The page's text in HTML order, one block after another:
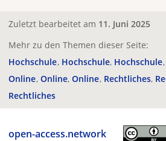
Zuletzt bearbeitet am 11. Juni 2025
Mehr zu den Themen dieser Seite:
Hochschule Hochschule Hochschule
Online Online Online Rechtliches
Rechtliches
open-access.network